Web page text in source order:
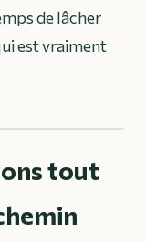
de lâcher
est vraiment
tout